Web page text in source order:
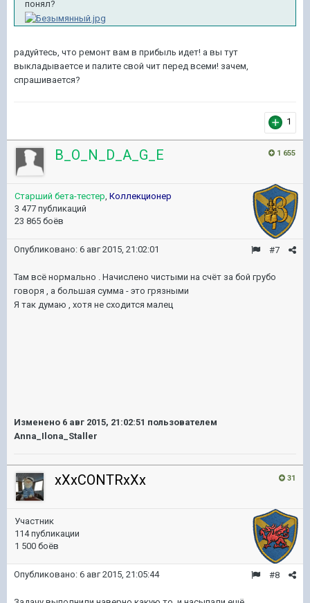
понял?
радуйтесь, что ремонт вам в прибыль идет! а вы тут
выкладываетсе и палите свой чит перед всеми! зачем,
спрашивается?
1
1 655
B_O_N_D_A_G_E
Старший бета-тестер, Коллекционер
3 477 публикаций
23 865 боёв
#7
Опубликовано: 6 авг 2015, 21:02:01
Там всё нормально . Начислено чистыми на счёт за бой грубо
говоря , а большая сумма - это грязными
Я так думаю , хотя не сходится малец
Изменено 6 авг 2015, 21:02:51 пользователем
Anna_Ilona_Staller
31
xXxCONTRxXx
Участник
114 публикации
1 500 боёв
#8
Опубликовано: 6 авг 2015, 21:05:44